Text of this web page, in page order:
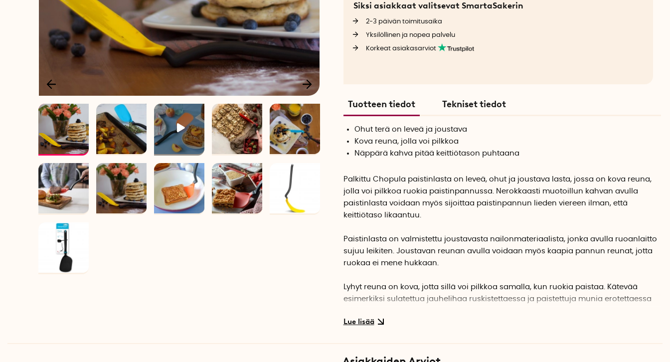
Siksi asiakkaat valitsevat SmartaSakerin
2-3 päivän toimitusaika
Yksilöllinen ja nopea palvelu
Korkeat asiakasarviot
Tuotteen tiedot Tekniset tiedot
Ohut terä on leveä ja joustava
Kova reuna, jolla voi pilkkoa
Näppärä kahva pitää keittiötason puhtaana
Palkittu Chopula paistinlasta on leveä, ohut ja joustava lasta, jossa on kova reuna,
jolla voi pilkkoa ruokia paistinpannussa. Nerokkaasti muotoillun kahvan avulla
paistinlasta voidaan myös sijoittaa paistinpannun lieden viereen ilman, että
keittiötaso likaantuu.
Paistinlasta on valmistettu joustavasta nailonmateriaalista, jonka avulla ruoanlaitto
sujuu leikiten. Joustavan reunan avulla voidaan myös kaapia pannun reunat, jotta
ruokaa ei mene hukkaan.
Lyhyt reuna on kova, jotta sillä voi pilkkoa samalla, kun ruokia paistaa. Kätevää
esimerkiksi sulatettua jauhelihaa ruskistettaessa ja paistettuja munia erotettaessa
paistorasvan ja pitää tason hygieenisenä ja puhtaana.